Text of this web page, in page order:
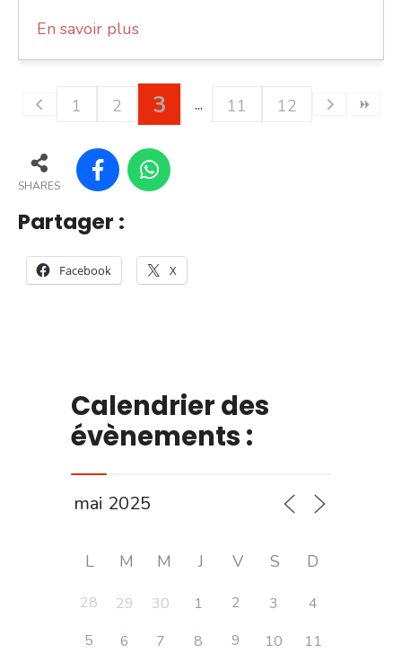
En savoir plus
1 2 3 11 12
SHARES
Partager :
Facebook X
Calendrier des
évènements :
L M M J V S D
28 29 30 1 2 3
4
5
6 7 8 9 10
11